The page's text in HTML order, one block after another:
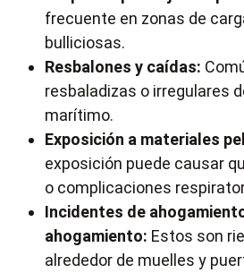
frecuente en zonas de
bulliciosas.
Resbalones y caídas:
resbaladizas o irregulares
marítimo.
Exposición a materiales
exposición puede causar
o complicaciones
Incidentes de
ahogamiento: Estos son
alrededor de muelles y